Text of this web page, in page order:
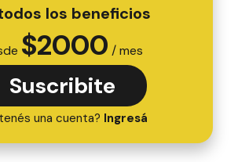
los beneficios
$2000 / mes
Suscribite
una cuenta? Ingresá